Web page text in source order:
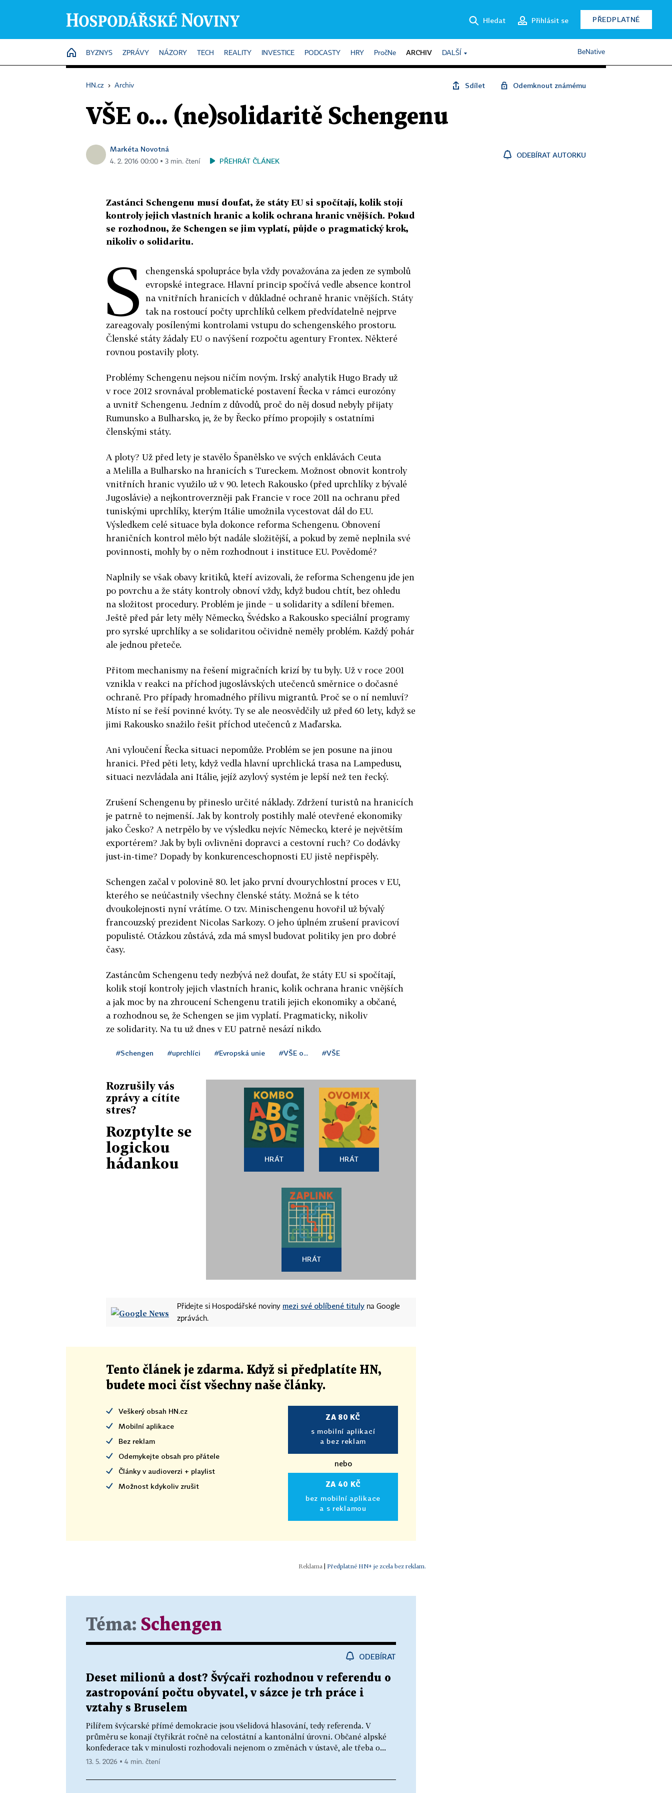
Hledat Přihlásit se PŘEDPLATNÉ
HOME
BYZNYS ZPRÁVY NÁZORY TECH REALITY INVESTICE PODCASTY HRY PročNe ARCHIV DALŠÍ BeNative
HN.cz › Archiv Sdílet Odemknout známému
VŠE o... (ne)solidaritě Schengenu
Markéta Novotná
4. 2. 2016 00:00 ▪ 3 min. čtení PŘEHRÁT ČLÁNEK
ODEBÍRAT AUTORKU
Zastánci Schengenu musí doufat, že státy EU si spočítají, kolik stojí
kontroly jejich vlastních hranic a kolik ochrana hranic vnějších. Pokud
se rozhodnou, že Schengen se jim vyplatí, půjde o pragmatický krok,
nikoliv o solidaritu.
S
chengenská spolupráce byla vždy považována za jeden ze symbolů
evropské integrace. Hlavní princip spočívá vedle absence kontrol
na vnitřních hranicích v důkladné ochraně hranic vnějších. Státy
tak na rostoucí počty uprchlíků celkem předvídatelně nejprve
zareagovaly posílenými kontrolami vstupu do schengenského prostoru.
Členské státy žádaly EU o navýšení rozpočtu agentury Frontex. Některé
rovnou postavily ploty.
Problémy Schengenu nejsou ničím novým. Irský analytik Hugo Brady už
v roce 2012 srovnával problematické postavení Řecka v rámci eurozóny
a uvnitř Schengenu. Jedním z důvodů, proč do něj dosud nebyly přijaty
Rumunsko a Bulharsko, je, že by Řecko přímo propojily s ostatními
členskými státy.
A ploty? Už před lety je stavělo Španělsko ve svých enklávách Ceuta
a Melilla a Bulharsko na hranicích s Tureckem. Možnost obnovit kontroly
vnitřních hranic využilo už v 90. letech Rakousko (před uprchlíky z bývalé
Jugoslávie) a nejkontroverzněji pak Francie v roce 2011 na ochranu před
tuniskými uprchlíky, kterým Itálie umožnila vycestovat dál do EU.
Výsledkem celé situace byla dokonce reforma Schengenu. Obnovení
hraničních kontrol mělo být nadále složitější, a pokud by země neplnila své
povinnosti, mohly by o něm rozhodnout i instituce EU. Povědomé?
Naplnily se však obavy kritiků, kteří avizovali, že reforma Schengenu jde jen
po povrchu a že státy kontroly obnoví vždy, když budou chtít, bez ohledu
na složitost procedury. Problém je jinde − u solidarity a sdílení břemen.
Ještě před pár lety měly Německo, Švédsko a Rakousko speciální programy
pro syrské uprchlíky a se solidaritou očividně neměly problém. Každý pohár
ale jednou přeteče.
Přitom mechanismy na řešení migračních krizí by tu byly. Už v roce 2001
vznikla v reakci na příchod jugoslávských utečenců směrnice o dočasné
ochraně. Pro případy hromadného přílivu migrantů. Proč se o ní nemluví?
Místo ní se řeší povinné kvóty. Ty se ale neosvědčily už před 60 lety, když se
jimi Rakousko snažilo řešit příchod utečenců z Maďarska.
Ani vyloučení Řecka situaci nepomůže. Problém se jen posune na jinou
hranici. Před pěti lety, když vedla hlavní uprchlická trasa na Lampedusu,
situaci nezvládala ani Itálie, jejíž azylový systém je lepší než ten řecký.
Zrušení Schengenu by přineslo určité náklady. Zdržení turistů na hranicích
je patrně to nejmenší. Jak by kontroly postihly malé otevřené ekonomiky
jako Česko? A netrpělo by ve výsledku nejvíc Německo, které je největším
exportérem? Jak by byli ovlivněni dopravci a cestovní ruch? Co dodávky
just-in-time? Dopady by konkurenceschopnosti EU jistě nepřispěly.
Schengen začal v polovině 80. let jako první dvourychlostní proces v EU,
kterého se neúčastnily všechny členské státy. Možná se k této
dvoukolejnosti nyní vrátíme. O tzv. Minischengenu hovořil už bývalý
francouzský prezident Nicolas Sarkozy. O jeho úplném zrušení pravicoví
populisté. Otázkou zůstává, zda má smysl budovat politiky jen pro dobré
časy.
Zastáncům Schengenu tedy nezbývá než doufat, že státy EU si spočítají,
kolik stojí kontroly jejich vlastních hranic, kolik ochrana hranic vnějších
a jak moc by na zhroucení Schengenu tratili jejich ekonomiky a občané,
a rozhodnou se, že Schengen se jim vyplatí. Pragmaticky, nikoliv
ze solidarity. Na tu už dnes v EU patrně nesází nikdo.
#Schengen #uprchlíci #Evropská unie #VŠE o... #VŠE
Rozrušily vás
zprávy a cítíte
stres?
Rozptylte se
logickou
hádankou
HRÁT HRÁT
HRÁT
Přidejte si Hospodářské noviny mezi své oblíbené tituly na Google
zprávách.
Tento článek je zdarma. Když si předplatíte HN,
budete moci číst všechny naše články.
Veškerý obsah HN.cz
Mobilní aplikace
Bez reklam
Odemykejte obsah pro přátele
Články v audioverzi + playlist
Možnost kdykoliv zrušit
ZA 80 KČ
s mobilní aplikací
a bez reklam
nebo
ZA 40 KČ
bez mobilní aplikace
a s reklamou
Předplatné HN+ je zcela bez reklam.
Téma: Schengen
ODEBÍRAT
Deset milionů a dost? Švýcaři rozhodnou v referendu o
zastropování počtu obyvatel, v sázce je trh práce i
vztahy s Bruselem
Pilířem švýcarské přímé demokracie jsou všelidová hlasování, tedy referenda. V
průměru se konají čtyřikrát ročně na celostátní a kantonální úrovni. Občané alpské
konfederace tak v minulosti rozhodovali nejenom o změnách v ústavě, ale třeba o...
13. 5. 2026 ▪ 4 min. čtení